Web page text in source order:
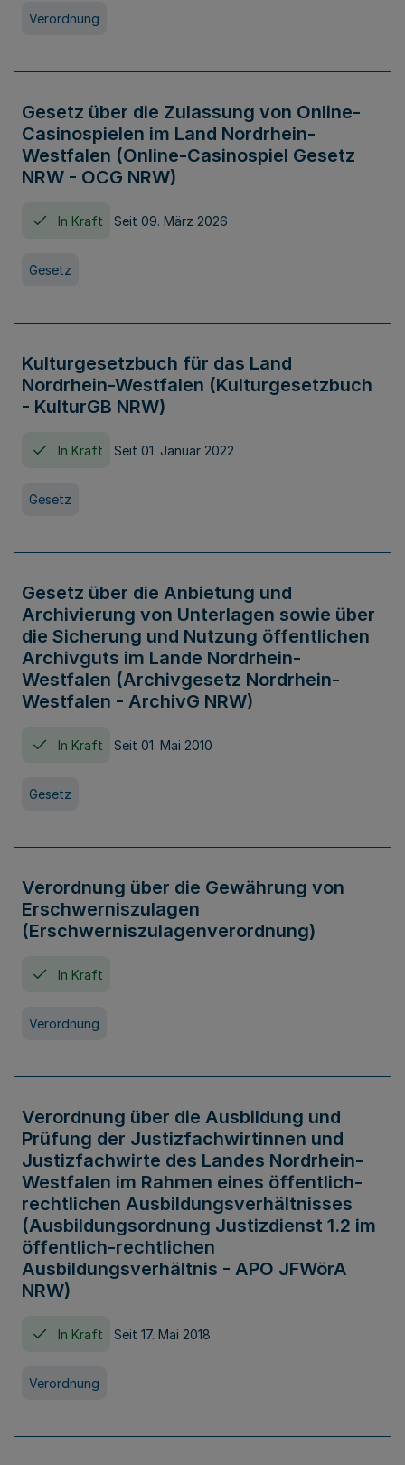
Verordnung
Gesetz über die Zulassung von Online-
Casinospielen im Land Nordrhein-
Westfalen (Online-Casinospiel Gesetz
NRW - OCG NRW)
In Kraft Seit 09. März 2026
Gesetz
Kulturgesetzbuch für das Land
Nordrhein-Westfalen (Kulturgesetzbuch
- KulturGB NRW)
In Kraft Seit 01. Januar 2022
Gesetz
Gesetz über die Anbietung und
Archivierung von Unterlagen sowie über
die Sicherung und Nutzung öffentlichen
Archivguts im Lande Nordrhein-
Westfalen (Archivgesetz Nordrhein-
Westfalen - ArchivG NRW)
In Kraft Seit 01. Mai 2010
Gesetz
Verordnung über die Gewährung von
Erschwerniszulagen
(Erschwerniszulagenverordnung)
In Kraft
Verordnung
Verordnung über die Ausbildung und
Prüfung der Justizfachwirtinnen und
Justizfachwirte des Landes Nordrhein-
Westfalen im Rahmen eines öffentlich-
rechtlichen Ausbildungsverhältnisses
(Ausbildungsordnung Justizdienst 1.2 im
öffentlich-rechtlichen
Ausbildungsverhältnis - APO JFWörA
NRW)
In Kraft Seit 17. Mai 2018
Verordnung